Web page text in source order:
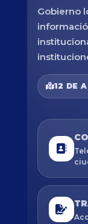
Gobierno
12 DE